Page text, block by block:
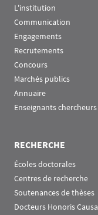
L'institution
Communication
Engagements
Recrutements
Concours
Marchés publics
Annuaire
Enseignants chercheurs
RECHERCHE
Écoles doctorales
Centres de recherche
Soutenances de thèses
Docteurs Honoris Causa